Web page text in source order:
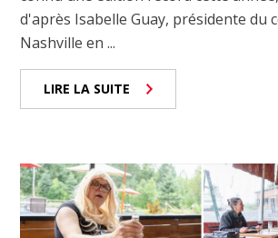
d'après Isabelle Guay, présidente du
Nashville en ...
LIRE LA SUITE